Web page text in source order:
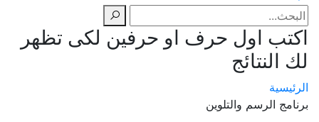
اكتب اول حرف او حرفين لكى تظهر
لك النتائج
الرئيسية
برنامج الرسم والتلوين